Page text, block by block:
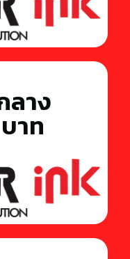
ลาง
าท